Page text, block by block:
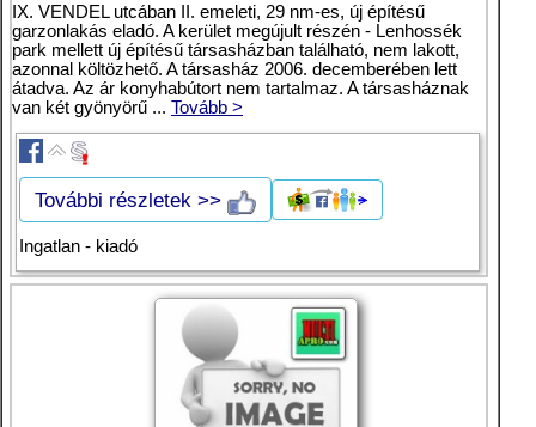
IX. VENDEL utcában II. emeleti, 29 nm-es, új építésű
garzonlakás eladó. A kerület megújult részén - Lenhossék
park mellett új építésű társasházban található, nem lakott,
azonnal költözhető. A társasház 2006. decemberében lett
átadva. Az ár konyhabútort nem tartalmaz. A társasháznak
van két gyönyörű ... Tovább >
További részletek >>
Ingatlan - kiadó